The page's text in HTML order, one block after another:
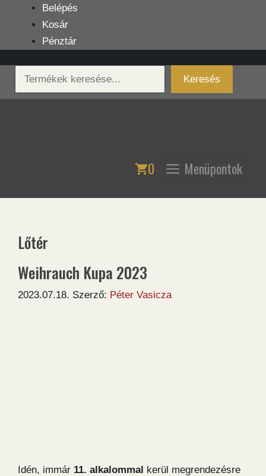
tartalomba
Belépés
Kosár
Pénztár
Keresés
Keresés
0 Menüpontok
Lőtér
Weihrauch Kupa 2023
2023.07.18. Szerző: Péter Vasicza
Idén, immár 11. alkalommal kerül megrendezésre